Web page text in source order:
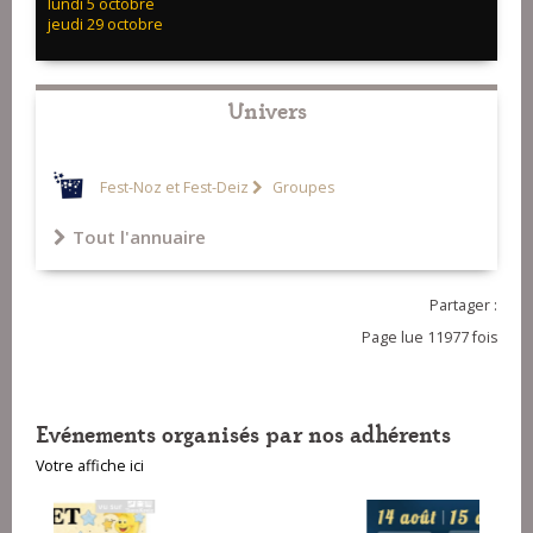
lundi 5 octobre
jeudi 29 octobre
Univers
Fest-Noz et Fest-Deiz Groupes
Tout l'annuaire
Partager :
Page lue 11977 fois
Evénements organisés par nos adhérents
Votre affiche ici